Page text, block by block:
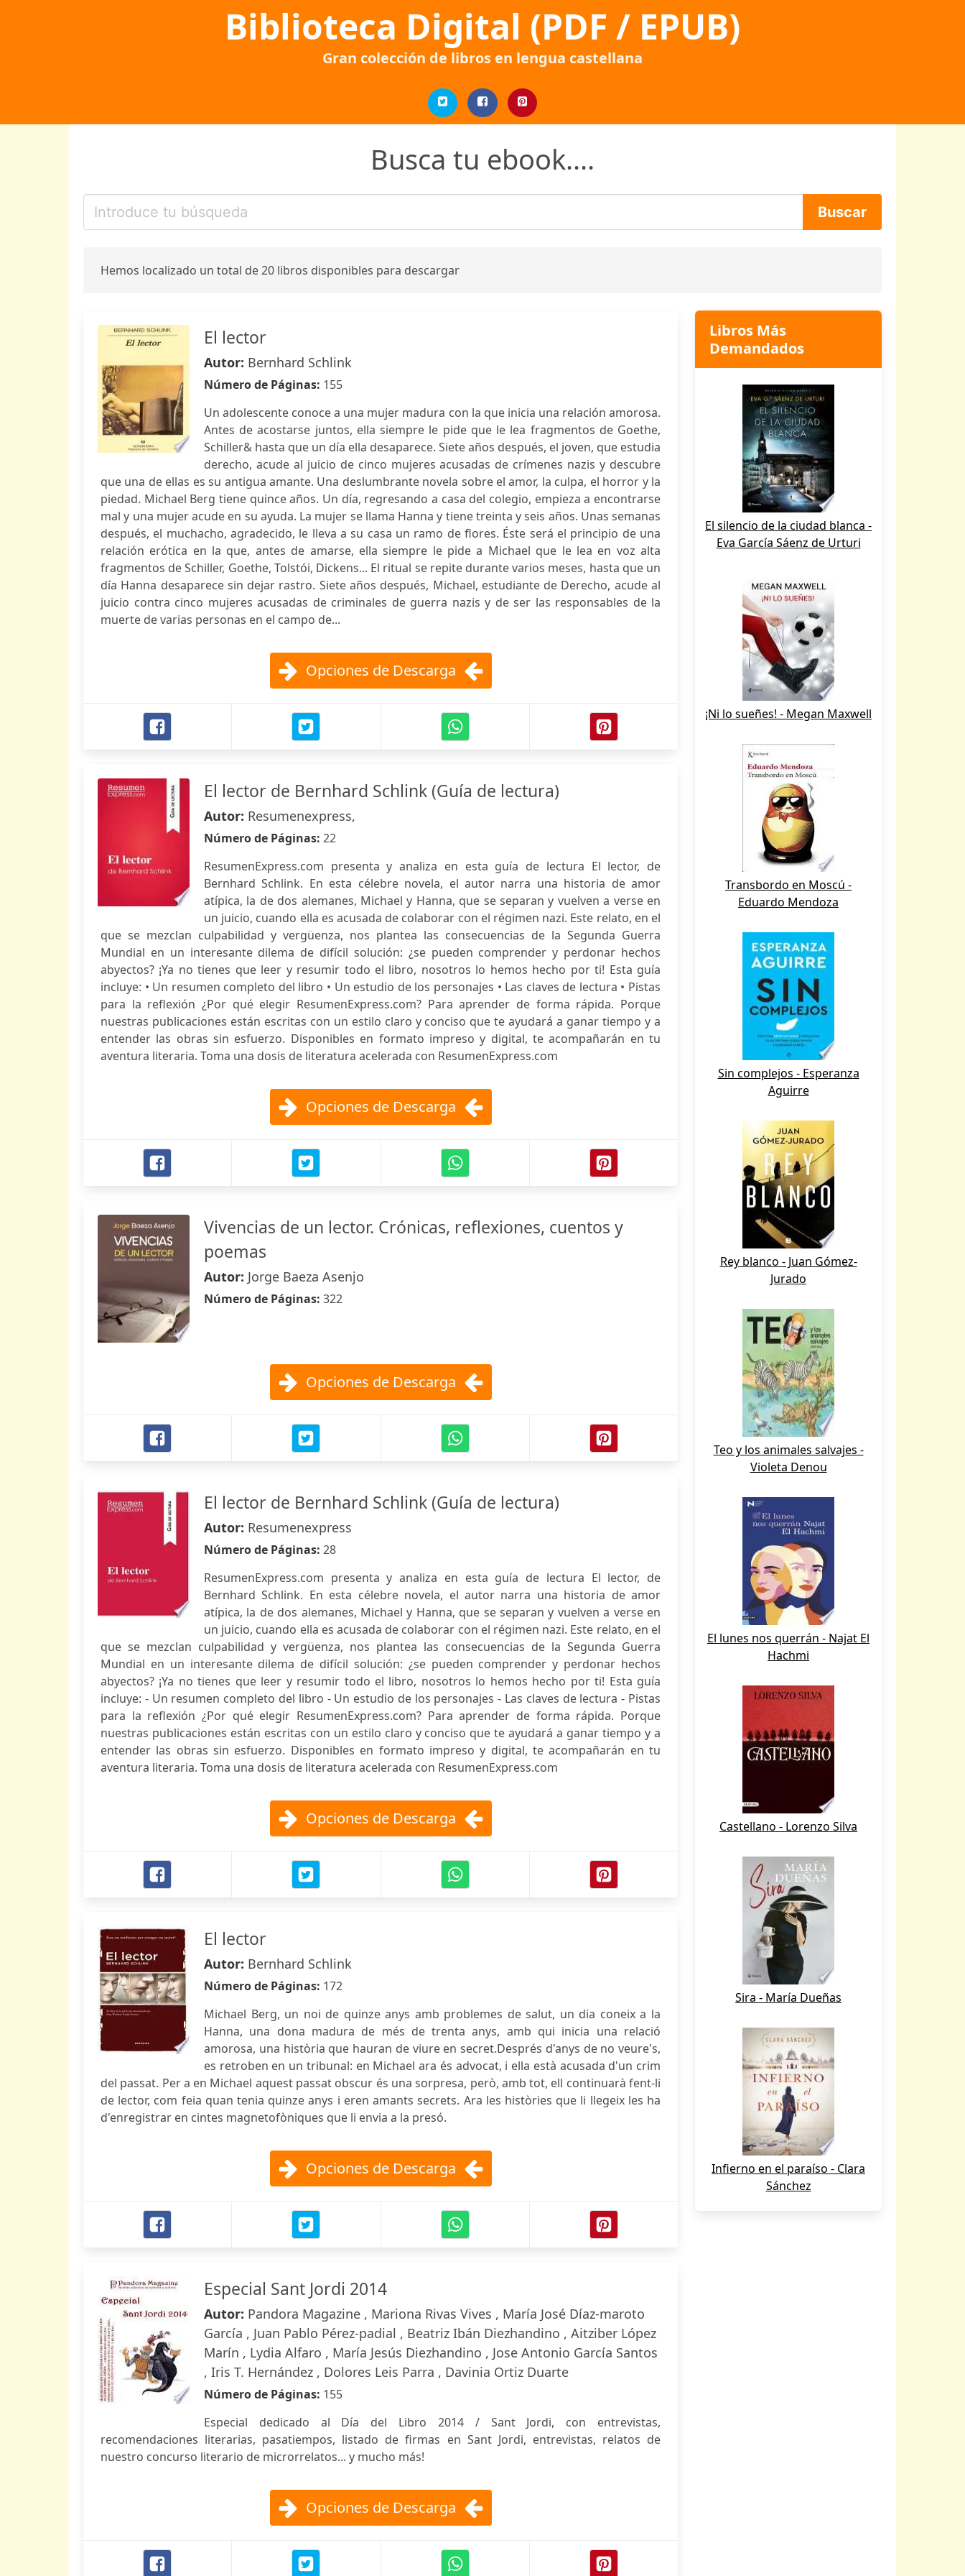
Biblioteca Digital (PDF / EPUB)
Gran colección de libros en lengua castellana
Busca tu ebook....
Hemos localizado un total de 20 libros disponibles para descargar
El lector
Autor: Bernhard Schlink
Número de Páginas: 155
Un adolescente conoce a una mujer madura con la que inicia una relación amorosa.
Antes de acostarse juntos, ella siempre le pide que le lea fragmentos de Goethe,
Schiller& hasta que un día ella desaparece. Siete años después, el joven, que estudia
derecho, acude al juicio de cinco mujeres acusadas de crímenes nazis y descubre
que una de ellas es su antigua amante. Una deslumbrante novela sobre el amor, la culpa, el horror y la
piedad. Michael Berg tiene quince años. Un día, regresando a casa del colegio, empieza a encontrarse
mal y una mujer acude en su ayuda. La mujer se llama Hanna y tiene treinta y seis años. Unas semanas
después, el muchacho, agradecido, le lleva a su casa un ramo de flores. Éste será el principio de una
relación erótica en la que, antes de amarse, ella siempre le pide a Michael que le lea en voz alta
fragmentos de Schiller, Goethe, Tolstói, Dickens... El ritual se repite durante varios meses, hasta que un
día Hanna desaparece sin dejar rastro. Siete años después, Michael, estudiante de Derecho, acude al
juicio contra cinco mujeres acusadas de criminales de guerra nazis y de ser las responsables de la
muerte de varias personas en el campo de...
Opciones de Descarga
El lector de Bernhard Schlink (Guía de lectura)
Autor: Resumenexpress,
Número de Páginas: 22
ResumenExpress.com presenta y analiza en esta guía de lectura El lector, de
Bernhard Schlink. En esta célebre novela, el autor narra una historia de amor
atípica, la de dos alemanes, Michael y Hanna, que se separan y vuelven a verse en
un juicio, cuando ella es acusada de colaborar con el régimen nazi. Este relato, en el
que se mezclan culpabilidad y vergüenza, nos plantea las consecuencias de la Segunda Guerra
Mundial en un interesante dilema de difícil solución: ¿se pueden comprender y perdonar hechos
abyectos? ¡Ya no tienes que leer y resumir todo el libro, nosotros lo hemos hecho por ti! Esta guía
incluye: • Un resumen completo del libro • Un estudio de los personajes • Las claves de lectura • Pistas
para la reflexión ¿Por qué elegir ResumenExpress.com? Para aprender de forma rápida. Porque
nuestras publicaciones están escritas con un estilo claro y conciso que te ayudará a ganar tiempo y a
entender las obras sin esfuerzo. Disponibles en formato impreso y digital, te acompañarán en tu
aventura literaria. Toma una dosis de literatura acelerada con ResumenExpress.com
Opciones de Descarga
Vivencias de un lector. Crónicas, reflexiones, cuentos y
poemas
Autor: Jorge Baeza Asenjo
Número de Páginas: 322
Opciones de Descarga
El lector de Bernhard Schlink (Guía de lectura)
Autor: Resumenexpress
Número de Páginas: 28
ResumenExpress.com presenta y analiza en esta guía de lectura El lector, de
Bernhard Schlink. En esta célebre novela, el autor narra una historia de amor
atípica, la de dos alemanes, Michael y Hanna, que se separan y vuelven a verse en
un juicio, cuando ella es acusada de colaborar con el régimen nazi. Este relato, en el
que se mezclan culpabilidad y vergüenza, nos plantea las consecuencias de la Segunda Guerra
Mundial en un interesante dilema de difícil solución: ¿se pueden comprender y perdonar hechos
abyectos? ¡Ya no tienes que leer y resumir todo el libro, nosotros lo hemos hecho por ti! Esta guía
incluye: - Un resumen completo del libro - Un estudio de los personajes - Las claves de lectura - Pistas
para la reflexión ¿Por qué elegir ResumenExpress.com? Para aprender de forma rápida. Porque
nuestras publicaciones están escritas con un estilo claro y conciso que te ayudará a ganar tiempo y a
entender las obras sin esfuerzo. Disponibles en formato impreso y digital, te acompañarán en tu
aventura literaria. Toma una dosis de literatura acelerada con ResumenExpress.com
Opciones de Descarga
El lector
Autor: Bernhard Schlink
Número de Páginas: 172
Michael Berg, un noi de quinze anys amb problemes de salut, un dia coneix a la
Hanna, una dona madura de més de trenta anys, amb qui inicia una relació
amorosa, una història que hauran de viure en secret.Després d'anys de no veure's,
es retroben en un tribunal: en Michael ara és advocat, i ella està acusada d'un crim
del passat. Per a en Michael aquest passat obscur és una sorpresa, però, amb tot, ell continuarà fent-li
de lector, com feia quan tenia quinze anys i eren amants secrets. Ara les històries que li llegeix les ha
d'enregistrar en cintes magnetofòniques que li envia a la presó.
Opciones de Descarga
Especial Sant Jordi 2014
Autor: Pandora Magazine , Mariona Rivas Vives , María José Díaz-maroto
García , Juan Pablo Pérez-padial , Beatriz Ibán Diezhandino , Aitziber López
Marín , Lydia Alfaro , María Jesús Diezhandino , Jose Antonio García Santos
, Iris T. Hernández , Dolores Leis Parra , Davinia Ortiz Duarte
Número de Páginas: 155
Especial dedicado al Día del Libro 2014 / Sant Jordi, con entrevistas,
recomendaciones literarias, pasatiempos, listado de firmas en Sant Jordi, entrevistas, relatos de
nuestro concurso literario de microrrelatos... y mucho más!
Opciones de Descarga
Libros Más
Demandados
El silencio de la ciudad blanca -
Eva García Sáenz de Urturi
¡Ni lo sueñes! - Megan Maxwell
Transbordo en Moscú -
Eduardo Mendoza
Sin complejos - Esperanza
Aguirre
Rey blanco - Juan Gómez-
Jurado
Teo y los animales salvajes -
Violeta Denou
El lunes nos querrán - Najat El
Hachmi
Castellano - Lorenzo Silva
Sira - María Dueñas
Infierno en el paraíso - Clara
Sánchez